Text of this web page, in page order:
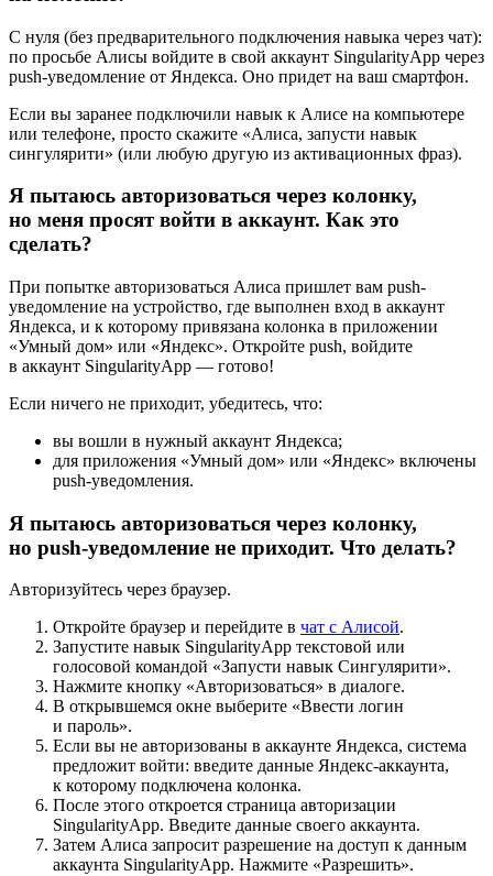
С нуля (без предварительного подключения навыка через чат):
по просьбе Алисы войдите в свой аккаунт SingularityApp через
push-уведомление от Яндекса. Оно придет на ваш смартфон.
Если вы заранее подключили навык к Алисе на компьютере
или телефоне, просто скажите «Алиса, запусти навык
сингулярити» (или любую другую из активационных фраз).
Я пытаюсь авторизоваться через колонку,
но меня просят войти в аккаунт. Как это
сделать?
При попытке авторизоваться Алиса пришлет вам push-
уведомление на устройство, где выполнен вход в аккаунт
Яндекса, и к которому привязана колонка в приложении
«Умный дом» или «Яндекс». Откройте push, войдите
в аккаунт SingularityApp — готово!
Если ничего не приходит, убедитесь, что:
вы вошли в нужный аккаунт Яндекса;
для приложения «Умный дом» или «Яндекс» включены
push-уведомления.
Я пытаюсь авторизоваться через колонку,
но push-уведомление не приходит. Что делать?
Авторизуйтесь через браузер.
Откройте браузер и перейдите в чат с Алисой.
Запустите навык SingularityApp текстовой или
голосовой командой «Запусти навык Сингулярити».
Нажмите кнопку «Авторизоваться» в диалоге.
В открывшемся окне выберите «Ввести логин
и пароль».
Если вы не авторизованы в аккаунте Яндекса, система
предложит войти: введите данные Яндекс-аккаунта,
к которому подключена колонка.
После этого откроется страница авторизации
SingularityApp. Введите данные своего аккаунта.
Затем Алиса запросит разрешение на доступ к данным
аккаунта SingularityApp. Нажмите «Разрешить».